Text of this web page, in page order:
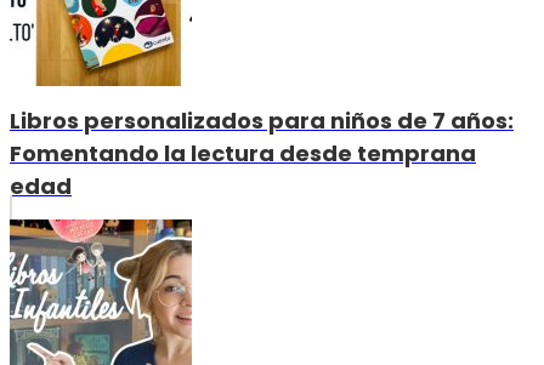
Libros personalizados para niños de 7 años:
Fomentando la lectura desde temprana
edad